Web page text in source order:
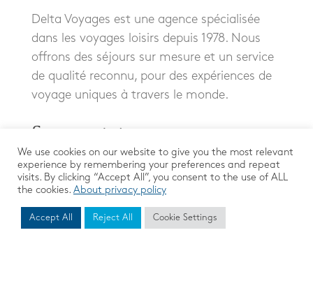
Delta Voyages est une agence spécialisée
dans les voyages loisirs depuis 1978. Nous
offrons des séjours sur mesure et un service
de qualité reconnu, pour des expériences de
voyage uniques à travers le monde.
We use cookies on our website to give you the most relevant
experience by remembering your preferences and repeat
visits. By clicking “Accept All”, you consent to the use of ALL
the cookies. About privacy policy
Accept All Reject All Cookie Settings